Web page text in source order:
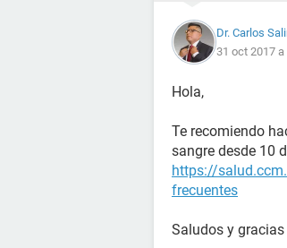
Dr. Carlos
31 oct 2017
Hola,
Te recomiendo
sangre desde 10
https://
frecuentes
Saludos y gracias